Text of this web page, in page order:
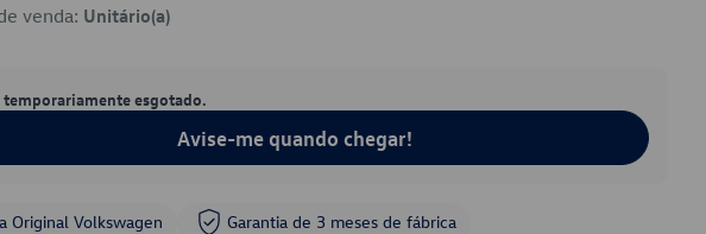
venda: Unitário(a)
esgotado.
Avise-me quando chegar!
Original Volkswagen Garantia de 3 meses de fábrica